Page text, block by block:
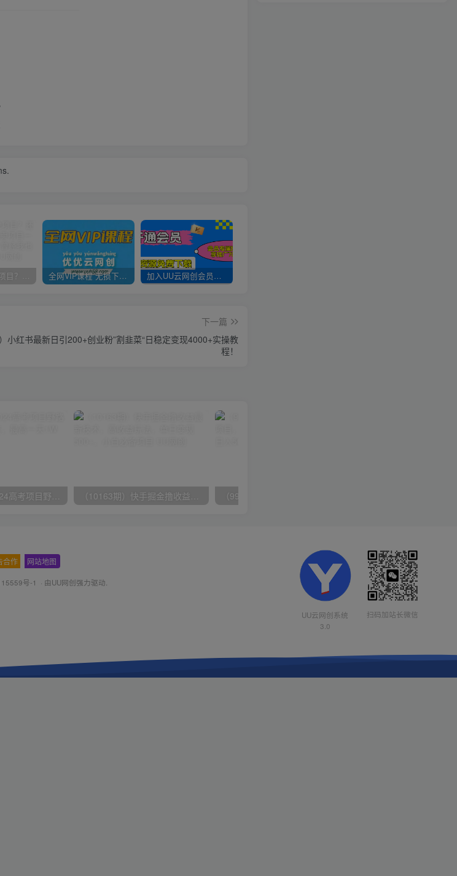
你还在到处找项目？还在当韭菜？我靠卖项目一个月收入5万+，曾经我也是个失败者。 全网VIP课程 无损下载~ 加入UU云网创会员，全站资源免费学习。
下一篇
）小红书最新日引200+创业粉”割韭菜“日稳定变现4000+实操教
程！
（10150期）2024高考项目野路子玩法，无限裂变，最高一天1W＋！ （10163期）快手掘金撸收益最新技术，高收益玩法，单日变现500+，小白必备项目
合作 网站地图
号-1 · 由UU网创强力驱动.
UU云网创系统
3.0
扫码加站长微信